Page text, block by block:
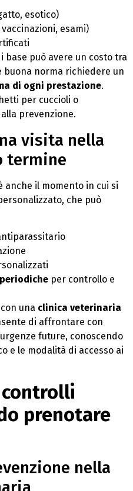
esotico)
esami)
base può avere un costo tra
buona norma richiedere un
di ogni prestazione.
per cuccioli o
prevenzione.
visita nella
termine
anche il momento in cui si
che può
per controllo e
una clinica veterinaria
di affrontare con
future, conoscendo
e le modalità di accesso ai
controlli
prenotare
nella